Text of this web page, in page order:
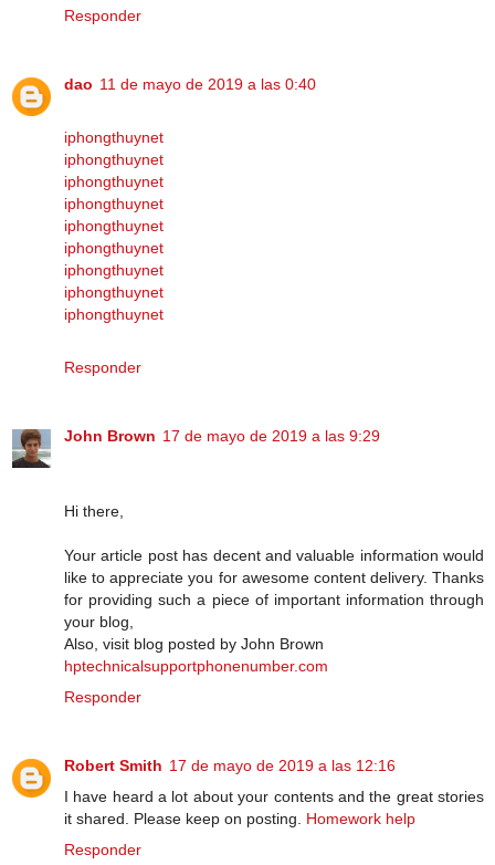
Responder
dao 11 de mayo de 2019 a las 0:40
iphongthuynet
iphongthuynet
iphongthuynet
iphongthuynet
iphongthuynet
iphongthuynet
iphongthuynet
iphongthuynet
iphongthuynet
Responder
John Brown 17 de mayo de 2019 a las 9:29
Hi there,
Your article post has decent and valuable information would
like to appreciate you for awesome content delivery. Thanks
for providing such a piece of important information through
your blog,
Also, visit blog posted by John Brown
hptechnicalsupportphonenumber.com
Responder
Robert Smith 17 de mayo de 2019 a las 12:16
I have heard a lot about your contents and the great stories
it shared. Please keep on posting. Homework help
Responder